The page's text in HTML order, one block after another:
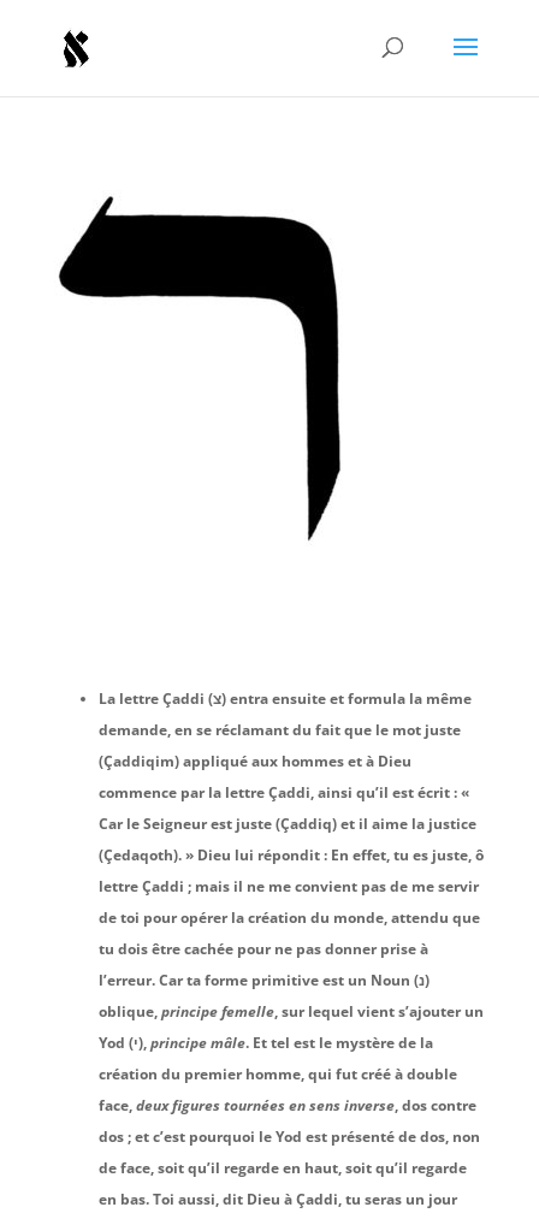
La lettre Çaddi (צ) entra ensuite et formula la même
demande, en se réclamant du fait que le mot juste
(Çaddiqim) appliqué aux hommes et à Dieu
commence par la lettre Çaddi, ainsi qu’il est écrit : «
Car le Seigneur est juste (Çaddiq) et il aime la justice
(Çedaqoth). » Dieu lui répondit : En effet, tu es juste, ô
lettre Çaddi ; mais il ne me convient pas de me servir
de toi pour opérer la création du monde, attendu que
tu dois être cachée pour ne pas donner prise à
l’erreur. Car ta forme primitive est un Noun (נ)
oblique,principe femelle, sur lequel vient s’ajouter un
Yod (י),principe mâle. Et tel est le mystère de la
création du premier homme, qui fut créé à double
face,deux figures tournées en sens inverse, dos contre
dos ; et c’est pourquoi le Yod est présenté de dos, non
de face, soit qu’il regarde en haut, soit qu’il regarde
en bas. Toi aussi, dit Dieu à Çaddi, tu seras un jour